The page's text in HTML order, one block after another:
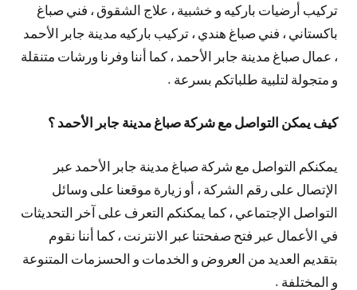
تركيب أرضيات باركيه و خشبية ، علاج الشقوق ، فني صباغ
باكستاني ، فني صباغ هندي ، تركيب باركيه مدينة جابر الأحمد
، عمال صباغ مدينة جابر الأحمد ، كما أننا وفرنا ورشات متنقلة
و متجولة لتلبية طلباتكم بسرعة .
كيف يمكن التواصل مع شركة صباغ مدينة جابر الأحمد ؟
يمكنكم التواصل مع شركة صباغ مدينة جابر الأحمد عبر
الإتصال على رقم الشركة ، أو زيارة موقعنا على وسائل
التواصل الإجتماعي ، كما يمكنكم التعرف على آخر التحديثات
في الأعمال عبر فتح صفحتنا عبر الانترنت ، كما أننا نقوم
بتقديم العديد من العروض و الخدمات و الحسزمات المتنوعة
و المختلفة .